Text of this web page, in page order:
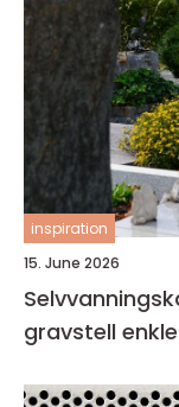
inspiration
15. June 2026
gravstell